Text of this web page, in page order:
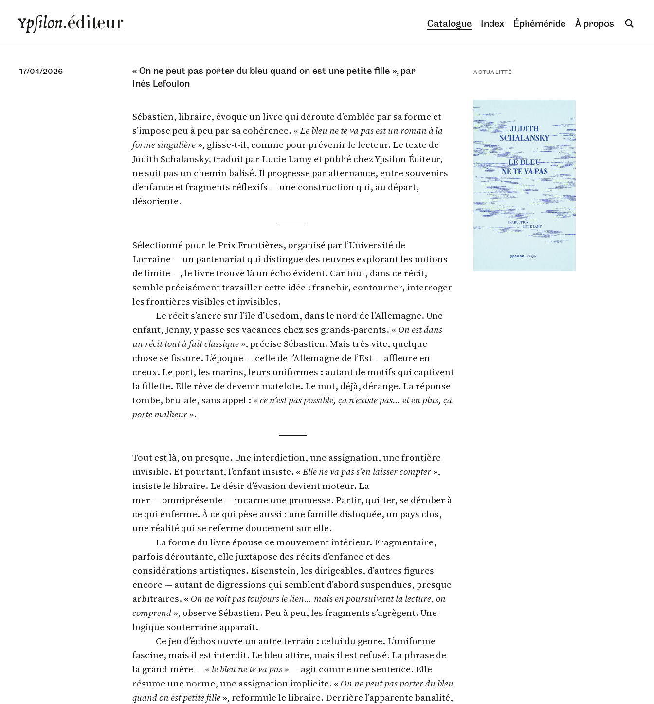
Catalogue Index Éphéméride À propos
17/04/2026
« On ne peut pas porter du bleu quand on est une petite fille », par
Inès Lefoulon
ACTUALITTÉ
Sébastien, libraire, évoque un livre qui déroute d’emblée par sa forme et
s’impose peu à peu par sa cohérence. «Le bleu ne te va pas est un roman à la
forme singulière», glisse-t-il, comme pour prévenir le lecteur. Le texte de
Judith Schalansky, traduit par Lucie Lamy et publié chez Ypsilon Éditeur,
ne suit pas un chemin balisé. Il progresse par alternance, entre souvenirs
d’enfance et fragments réflexifs — une construction qui, au départ,
désoriente.
Sélectionné pour le Prix Frontières, organisé par l’Université de
Lorraine — un partenariat qui distingue des œuvres explorant les notions
de limite —, le livre trouve là un écho évident. Car tout, dans ce récit,
semble précisément travailler cette idée : franchir, contourner, interroger
les frontières visibles et invisibles.
Le récit s’ancre sur l’île d’Usedom, dans le nord de l’Allemagne. Une
enfant, Jenny, y passe ses vacances chez ses grands-parents. «On est dans
un récit tout à fait classique», précise Sébastien. Mais très vite, quelque
chose se fissure. L’époque — celle de l’Allemagne de l’Est — affleure en
creux. Le port, les marins, leurs uniformes : autant de motifs qui captivent
la fillette. Elle rêve de devenir matelote. Le mot, déjà, dérange. La réponse
tombe, brutale, sans appel : «ce n’est pas possible, ça n’existe pas… et en plus, ça
porte malheur».
Tout est là, ou presque. Une interdiction, une assignation, une frontière
invisible. Et pourtant, l’enfant insiste. «Elle ne va pas s’en laisser compter»,
insiste le libraire. Le désir d’évasion devient moteur. La
mer — omniprésente — incarne une promesse. Partir, quitter, se dérober à
ce qui enferme. À ce qui pèse aussi : une famille disloquée, un pays clos,
une réalité qui se referme doucement sur elle.
La forme du livre épouse ce mouvement intérieur. Fragmentaire,
parfois déroutante, elle juxtapose des récits d’enfance et des
considérations artistiques. Eisenstein, les dirigeables, d’autres figures
encore — autant de digressions qui semblent d’abord suspendues, presque
arbitraires. «On ne voit pas toujours le lien… mais en poursuivant la lecture, on
comprend», observe Sébastien. Peu à peu, les fragments s’agrègent. Une
logique souterraine apparaît.
Ce jeu d’échos ouvre un autre terrain : celui du genre. L’uniforme
fascine, mais il est interdit. Le bleu attire, mais il est refusé. La phrase de
la grand-mère — «le bleu ne te va pas» — agit comme une sentence. Elle
résume une norme, une assignation implicite. «On ne peut pas porter du bleu
quand on est petite fille», reformule le libraire. Derrière l’apparente banalité,